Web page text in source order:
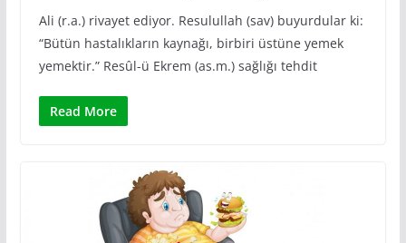
Ali (r.a.) rivayet ediyor. Resulullah (sav) buyurdular ki:
“Bütün hastalıkların kaynağı, birbiri üstüne yemek
yemektir.” Resûl-ü Ekrem (as.m.) sağlığı tehdit
Read More